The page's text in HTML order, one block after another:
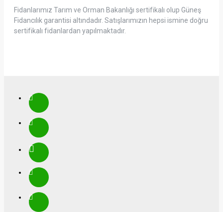
Fidanlarımız Tarım ve Orman Bakanlığı sertifikalı olup Güneş
Fidancılık garantisi altındadır. Satışlarımızın hepsi ismine doğru
sertifikalı fidanlardan yapılmaktadır.